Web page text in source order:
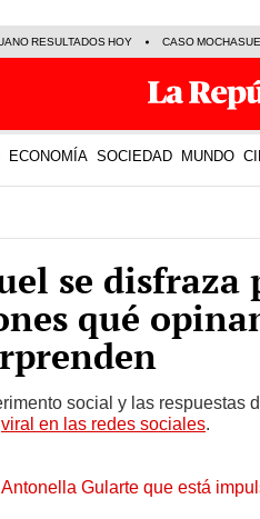
RESULTADOS HOY CASO
ECONOMÍA SOCIEDAD MUNDO
se disfraza
qué
social y las respuestas
viral en las redes sociales.
Gularte que está